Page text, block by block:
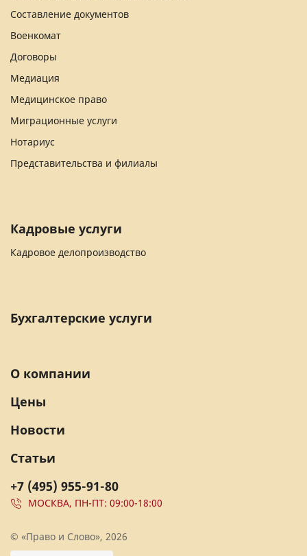
Составление документов
Военкомат
Договоры
Медиация
Медицинское право
Миграционные услуги
Нотариус
Представительства и филиалы
Кадровые услуги
Кадровое делопроизводство
Бухгалтерские услуги
+7 (495) 955-91-80
МОСКВА, ПН-ПТ: 09:00-18:00
О компании
Цены
Новости
Статьи
© «Право и Слово», 2026